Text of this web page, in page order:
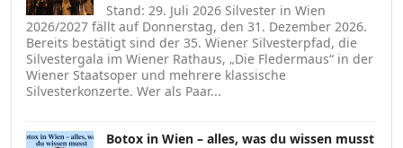
Stand: 29. Juli 2026 Silvester in Wien
2026/2027 fällt auf Donnerstag, den 31. Dezember 2026.
Bereits bestätigt sind der 35. Wiener Silvesterpfad, die
Silvestergala im Wiener Rathaus, „Die Fledermaus“ in der
Wiener Staatsoper und mehrere klassische
Silvesterkonzerte. Wer als Paar...
Botox in Wien – alles, was du wissen musst